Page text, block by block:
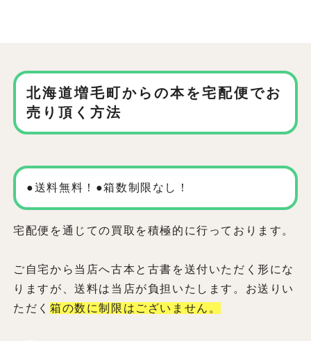
北海道増毛町からの本を宅配便でお
売り頂く方法
●送料無料！●箱数制限なし！
宅配便を通じての買取を積極的に行っております。
ご自宅から当店へ古本と古書を送付いただく形にな
りますが、送料は当店が負担いたします。お送りい
ただく 箱の数に制限はございません。